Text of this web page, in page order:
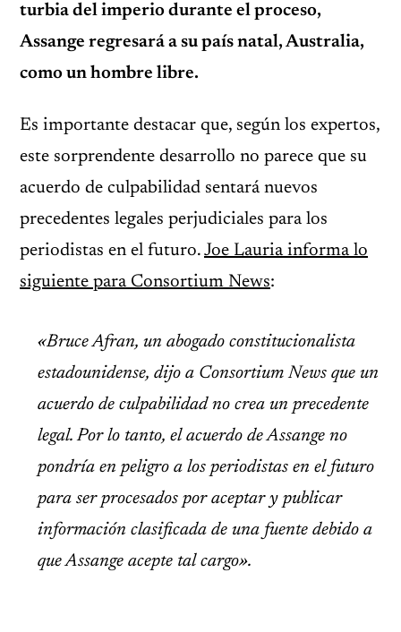
turbia del imperio durante el proceso,
Assange regresará a su país natal, Australia,
como un hombre libre.
Es importante destacar que, según los expertos,
este sorprendente desarrollo no parece que su
acuerdo de culpabilidad sentará nuevos
precedentes legales perjudiciales para los
periodistas en el futuro. Joe Lauria informa lo
siguiente para Consortium News:
«Bruce Afran, un abogado constitucionalista
estadounidense, dijo a Consortium News que un
acuerdo de culpabilidad no crea un precedente
legal. Por lo tanto, el acuerdo de Assange no
pondría en peligro a los periodistas en el futuro
para ser procesados por aceptar y publicar
información clasificada de una fuente debido a
que Assange acepte tal cargo».